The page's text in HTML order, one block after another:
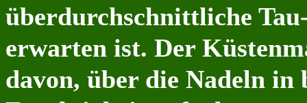
überdurchschnittliche
erwarten ist. Der
davon, über die Nadeln in